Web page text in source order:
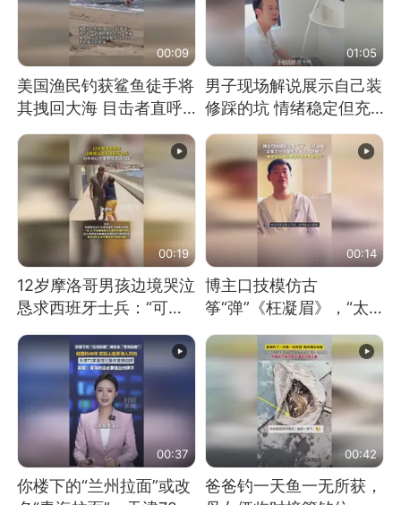
00:09
美国渔民钓获鲨鱼徒手将
其拽回大海 目击者直呼
震惊 （视频来源：参考
消息）
01:05
男子现场解说展示自己装
修踩的坑 情绪稳定但充
满无奈 每处都有精心设
计 但每处都有瑕疵 网
友：一开始我没笑 但看
到洗手盆我没绷住
00:19
12岁摩洛哥男孩边境哭泣
恳求西班牙士兵：“可不
可以不要把我遣返回国”
00:14
博主口技模仿古
筝“弹”《枉凝眉》，“太
像了～你是吃古筝长大的
吗？”“或将成为首位考级
不带古筝的选手。”（来
源：新华每日电讯）
00:37
你楼下的“兰州拉面”或改
00:42
爸爸钓一天鱼一无所获，